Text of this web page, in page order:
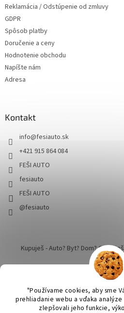
"Používame cookies, aby sme
prehliadanie webu a vďaka
zlepšovali jeho funkcie,
Reklamácia / Odstúpenie od zmluvy
GDPR
Spôsob platby
Doručenie a ceny
Hodnotenie obchodu
Napíšte nám
Adresa
Kontakt
info@fesiauto.sk
+421 915 864 084
FEŠI AUTO
fesiauto
FEŠI AUTO
@fesiauto
Kupuješ - Auto? Byt? Dom?
Vytvoril